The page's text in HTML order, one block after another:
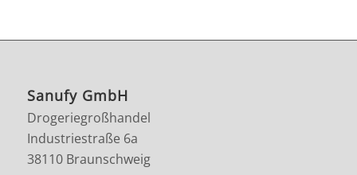
Sanufy GmbH
Drogeriegroßhandel
Industriestraße 6a
38110 Braunschweig